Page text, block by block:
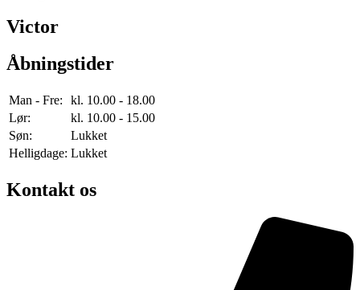
Victor
Åbningstider
Man - Fre:
kl. 10.00 - 18.00
Lør:
kl. 10.00 - 15.00
Søn:
Lukket
Helligdage: Lukket
Kontakt os